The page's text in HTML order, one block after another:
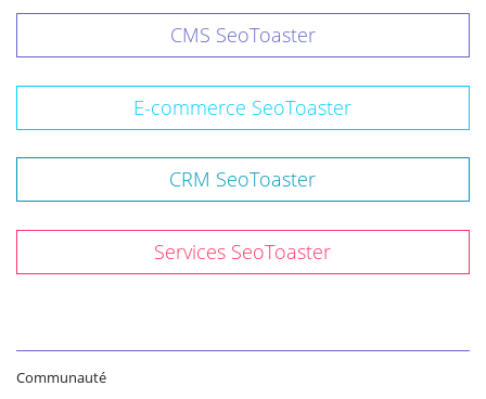
CMS SeoToaster
E-commerce SeoToaster
CRM SeoToaster
Services SeoToaster
Communauté